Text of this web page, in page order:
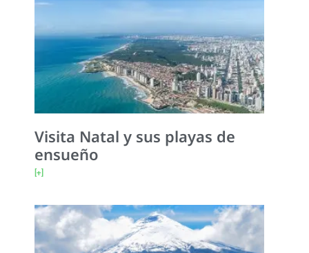
Visita Natal y sus playas de
ensueño
[+]